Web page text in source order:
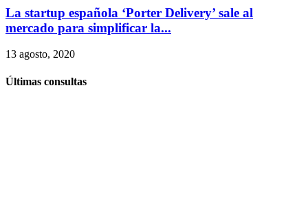
La startup española ‘Porter Delivery’ sale al
mercado para simplificar la...
13 agosto, 2020
Últimas consultas